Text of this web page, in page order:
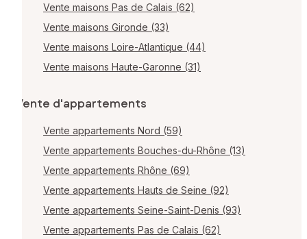
Vente maisons Pas de Calais (62)
Vente maisons Gironde (33)
Vente maisons Loire-Atlantique (44)
Vente maisons Haute-Garonne (31)
Vente d'appartements
Vente appartements Nord (59)
Vente appartements Bouches-du-Rhône (13)
Vente appartements Rhône (69)
Vente appartements Hauts de Seine (92)
Vente appartements Seine-Saint-Denis (93)
Vente appartements Pas de Calais (62)